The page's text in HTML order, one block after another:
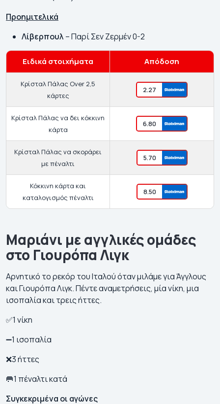
Προημιτελικά
Λίβερπουλ – Παρί Σεν Ζερμέν 0-2
Ειδικά στοιχήματα Απόδοση
Κρίσταλ Πάλας Over 2,5
κάρτες
2.27
Κρίσταλ Πάλας να δει κόκκινη
κάρτα
6.80
Κρίσταλ Πάλας να σκοράρει
με πέναλτι
5.70
Κόκκινη κάρτα και
καταλογισμός πέναλτι
8.50
Μαριάνι με αγγλικές ομάδες
στο Γιουρόπα Λιγκ
Αρνητικό το ρεκόρ του Ιταλού όταν μιλάμε για Άγγλους
και Γιουρόπα Λιγκ. Πέντε αναμετρήσεις, μία νίκη, μια
ισοπαλία και τρεις ήττες.
✅1 νίκη
➖1 ισοπαλία
❌3 ήττες
🥅1 πέναλτι κατά
Συγκεκριμένα οι αγώνες